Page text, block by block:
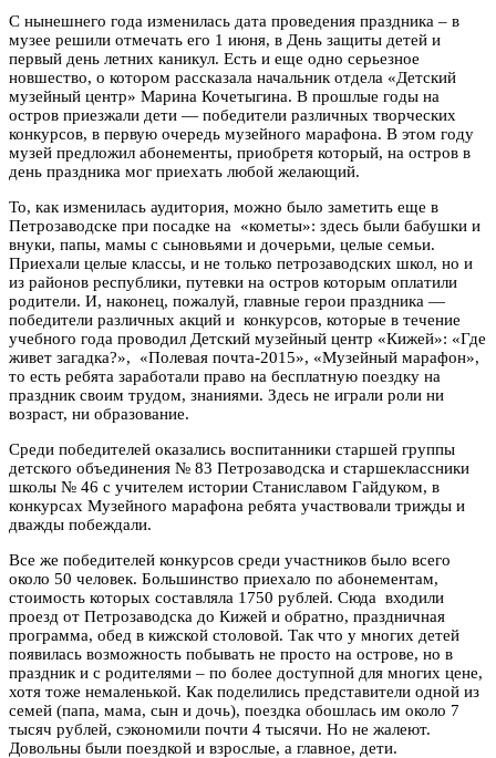
С нынешнего года изменилась дата проведения праздника – в
музее решили отмечать его 1 июня, в День защиты детей и
первый день летних каникул. Есть и еще одно серьезное
новшество, о котором рассказала начальник отдела «Детский
музейный центр» Марина Кочетыгина. В прошлые годы на
остров приезжали дети — победители различных творческих
конкурсов, в первую очередь музейного марафона. В этом году
музей предложил абонементы, приобретя который, на остров в
день праздника мог приехать любой желающий.
То, как изменилась аудитория, можно было заметить еще в
Петрозаводске при посадке на «кометы»: здесь были бабушки и
внуки, папы, мамы с сыновьями и дочерьми, целые семьи.
Приехали целые классы, и не только петрозаводских школ, но и
из районов республики, путевки на остров которым оплатили
родители. И, наконец, пожалуй, главные герои праздника —
победители различных акций и конкурсов, которые в течение
учебного года проводил Детский музейный центр «Кижей»: «Где
живет загадка?», «Полевая почта-2015», «Музейный марафон»,
то есть ребята заработали право на бесплатную поездку на
праздник своим трудом, знаниями. Здесь не играли роли ни
возраст, ни образование.
Среди победителей оказались воспитанники старшей группы
детского объединения № 83 Петрозаводска и старшеклассники
школы № 46 с учителем истории Станиславом Гайдуком, в
конкурсах Музейного марафона ребята участвовали трижды и
дважды побеждали.
Все же победителей конкурсов среди участников было всего
около 50 человек. Большинство приехало по абонементам,
стоимость которых составляла 1750 рублей. Сюда входили
проезд от Петрозаводска до Кижей и обратно, праздничная
программа, обед в кижской столовой. Так что у многих детей
появилась возможность побывать не просто на острове, но в
праздник и с родителями – по более доступной для многих цене,
хотя тоже немаленькой. Как поделились представители одной из
семей (папа, мама, сын и дочь), поездка обошлась им около 7
тысяч рублей, сэкономили почти 4 тысячи. Но не жалеют.
Довольны были поездкой и взрослые, а главное, дети.